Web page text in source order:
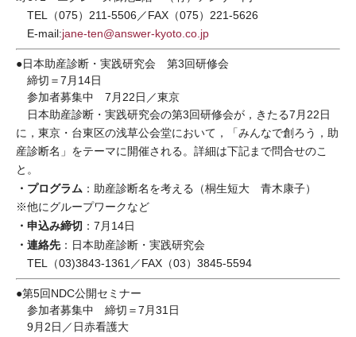
TEL（075）211-5506／FAX（075）221-5626
E-mail:jane-ten@answer-kyoto.co.jp
●日本助産診断・実践研究会 第3回研修会
締切＝7月14日
参加者募集中 7月22日／東京
日本助産診断・実践研究会の第3回研修会が，きたる7月22日
に，東京・台東区の浅草公会堂において，「みんなで創ろう，助
産診断名」をテーマに開催される。詳細は下記まで問合せのこ
と。
・プログラム ：助産診断名を考える（桐生短大 青木康子）
※他にグループワークなど
・申込み締切 ：7月14日
・連絡先：日本助産診断・実践研究会
TEL（03)3843-1361／FAX（03）3845-5594
●第5回NDC公開セミナー
参加者募集中 締切＝7月31日
9月2日／日赤看護大